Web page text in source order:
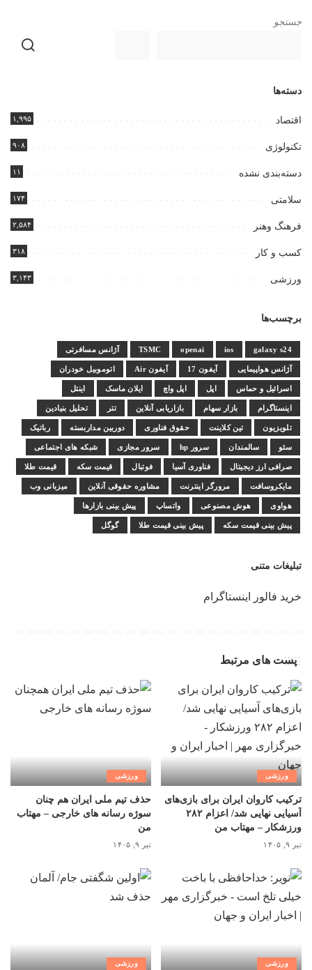
جستجو
دسته‌ها
اقتصاد ۱,۹۹۵
تکنولوژی ۹۰۸
دسته‌بندی نشده ۱۱
سلامتی ۱۷۴
فرهنگ وهنر ۲,۵۸۴
کسب و کار ۳۱۸
ورزشی ۳,۱۴۳
برچسب‌ها
galaxy s24
ios
openai
TSMC آژانس مسافرتی
آژانس هواپیمایی آیفون 17 آیفون Air اتوموبیل خودران
اسرائیل و حماس اپل اپل واچ ایلان ماسک اینتل
اینستاگرام بازار سهام بازاریابی آنلاین تتر تحلیل بنیادین
تلویزیون تین کلاینت حقوق فناوری دوربین مداربسته رباتیک
سئو سالمندان سرور hp سرور مجازی شبکه های اجتماعی
صرافی ارز دیجیتال فناوری آسیا فوتبال قیمت سکه قیمت طلا
مایکروسافت مرورگر اینترنت مشاوره حقوقی آنلاین میزبانی وب
هواوی هوش مصنوعی واتساپ پیش بینی بازارها
پیش بینی قیمت سکه پیش بینی قیمت طلا گوگل
تبلیغات متنی
خرید فالور اینستاگرام
پست های مرتبط
ورزشی
ترکیب کاروان ایران برای بازی‌های
آسیایی نهایی شد/ اعزام ۲۸۲
ورزشکار – مهتاب من
تیر ۹, ۱۴۰۵
ورزشی
حذف تیم ملی ایران هم چنان
سوژه رسانه های خارجی – مهتاب
من
تیر ۹, ۱۴۰۵
ورزشی ورزشی